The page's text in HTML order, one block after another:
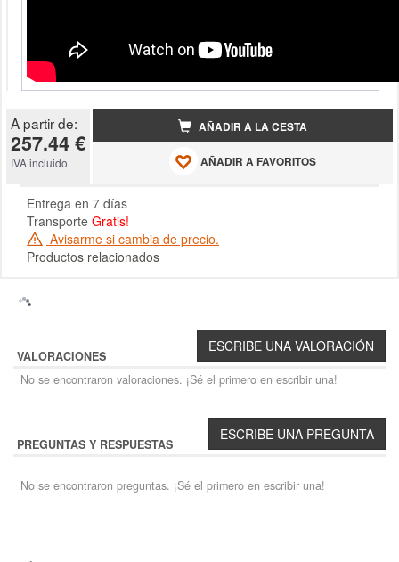
A partir de:
257.44 €
IVA incluido
AÑADIR A LA CESTA
AÑADIR A FAVORITOS
Entrega en 7 días
Transporte Gratis!
Avisarme si cambia de precio.
Productos relacionados
VALORACIONES
No se encontraron valoraciones. ¡Sé el primero en escribir una!
PREGUNTAS Y RESPUESTAS
No se encontraron preguntas. ¡Sé el primero en escribir una!